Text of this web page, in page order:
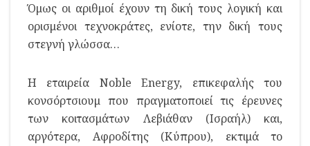
Όμως οι αριθμοί έχουν τη δική τους λογική και
ορισμένοι τεχνοκράτες, ενίοτε, την δική τους
στεγνή γλώσσα…
Η εταιρεία Noble Energy, επικεφαλής του
κονσόρτσιουμ που πραγματοποιεί τις έρευνες
των κοιτασμάτων Λεβιάθαν (Ισραήλ) και,
αργότερα, Αφροδίτης (Κύπρου), εκτιμά το